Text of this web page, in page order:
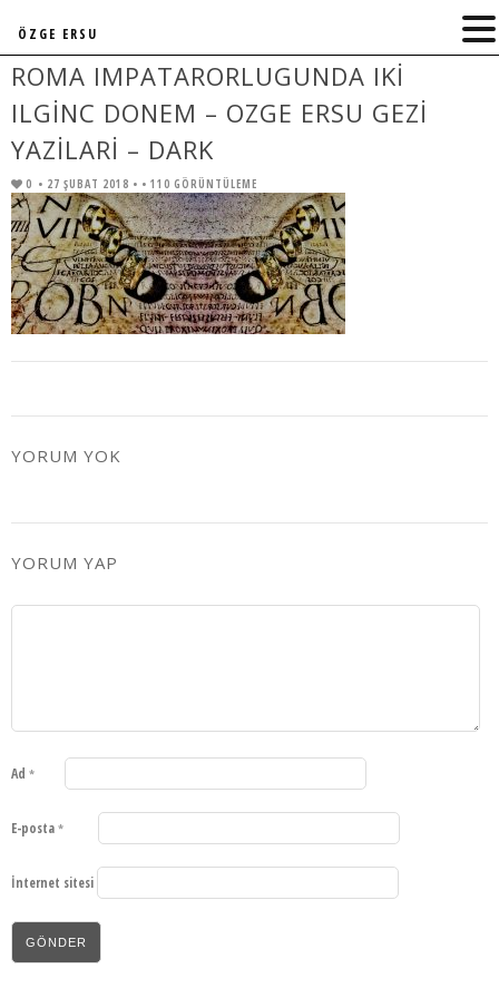
ROMA IMPATARORLUGUNDA IKI
ILGINC DONEM – OZGE ERSU GEZI
YAZILARI – DARK
0 • 27 ŞUBAT 2018 • • 110 GÖRÜNTÜLEME
YORUM YOK
YORUM YAP
Ad *
E-posta *
İnternet sitesi
ÖZGE ERSU